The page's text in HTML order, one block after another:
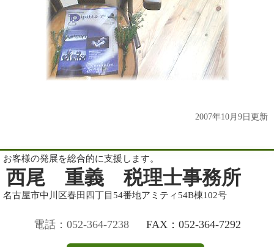
2007年10月9日更新
お客様の発展を総合的に支援します。
西尾 重義 税理士事務所
名古屋市中川区春田四丁目54番地アミティ54B棟102号
電話：052-364-7238 FAX：052-364-7292